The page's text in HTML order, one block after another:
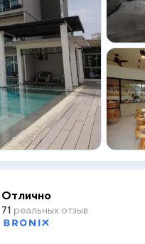
Отлично
71 реальных отзыв